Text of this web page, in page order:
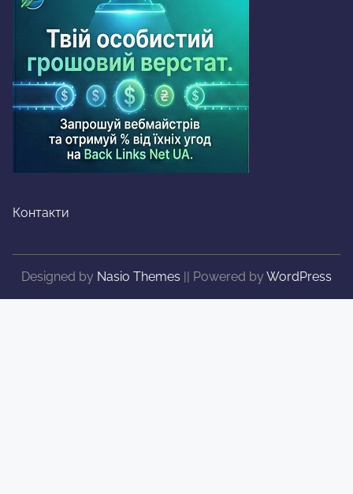
Контакти
Designed by Nasio Themes || Powered by WordPress